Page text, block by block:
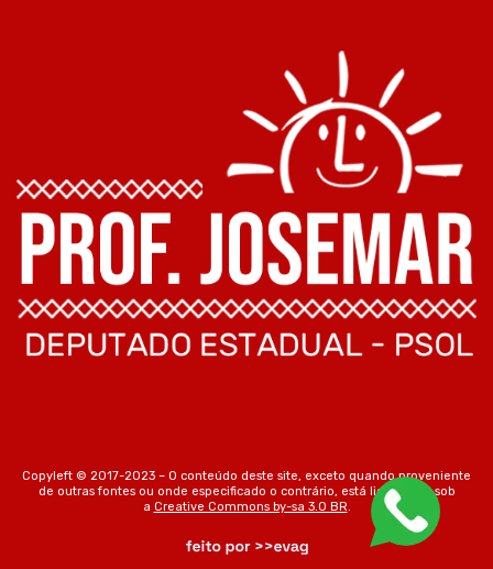
Copyleft © 2017-2023 – O conteúdo deste site, exceto quando proveniente
de outras fontes ou onde especificado o contrário, está licenciado sob
a Creative Commons by-sa 3.0 BR.